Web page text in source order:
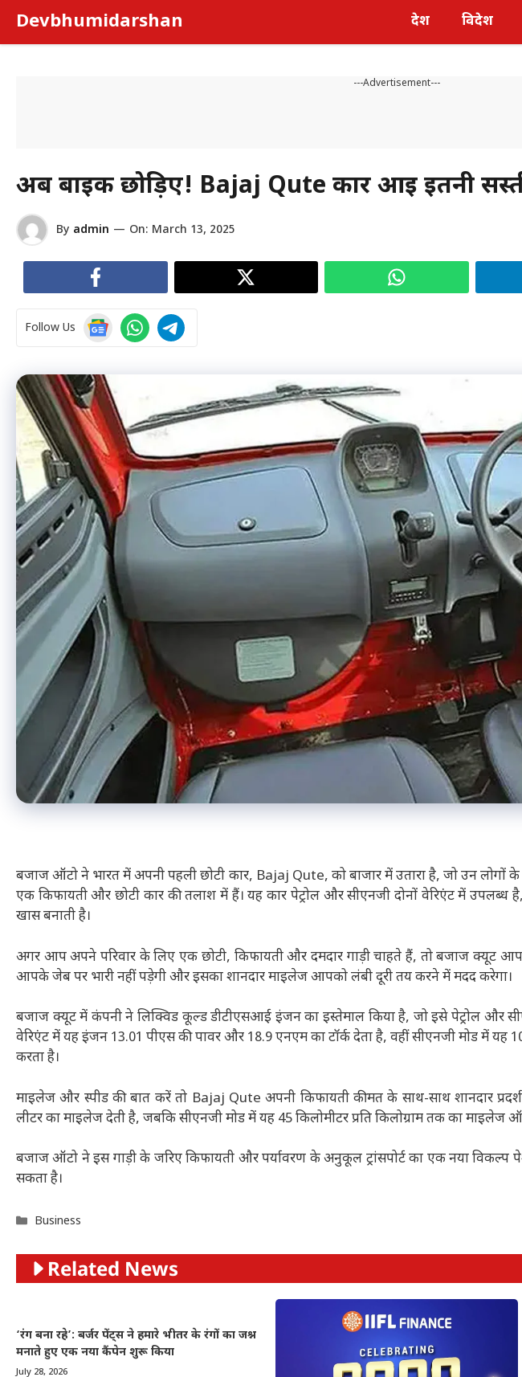
content
Devbhumidarshan देश विदेश
---Advertisement---
अब बाइक छोड़िए! Bajaj Qute कार आई इतनी
By admin — On: March 13, 2025
Follow Us
बजाज ऑटो ने भारत में अपनी पहली छोटी कार, Bajaj Qute, को बाजार में उतारा है, जो उन लोगों
एक किफायती और छोटी कार की तलाश में हैं। यह कार पेट्रोल और सीएनजी दोनों वेरिएंट में
खास बनाती है।
अगर आप अपने परिवार के लिए एक छोटी, किफायती और दमदार गाड़ी चाहते हैं, तो बजाज क्यूट
आपके जेब पर भारी नहीं पड़ेगी और इसका शानदार माइलेज आपको लंबी दूरी तय करने में मदद करेगा।
बजाज क्यूट में कंपनी ने लिक्विड कूल्ड डीटीएसआई इंजन का इस्तेमाल किया है, जो इसे पेट्रोल और
वेरिएंट में यह इंजन 13.01 पीएस की पावर और 18.9 एनएम का टॉर्क देता है, वहीं सीएनजी मोड में यह
करता है।
माइलेज और स्पीड की बात करें तो Bajaj Qute अपनी किफायती कीमत के साथ-साथ शानदार
लीटर का माइलेज देती है, जबकि सीएनजी मोड में यह 45 किलोमीटर प्रति किलोग्राम तक का माइलेज
बजाज ऑटो ने इस गाड़ी के जरिए किफायती और पर्यावरण के अनुकूल ट्रांसपोर्ट का एक नया विकल्प
सकता है।
Categories
Business
Related News
‘रंग बना रहे’: बर्जर पेंट्स ने हमारे भीतर के रंगों का जश्न
मनाते हुए एक नया कैंपेन शुरू किया
July 28, 2026